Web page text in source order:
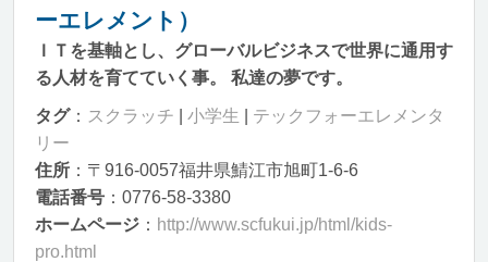
ーエレメント）
ＩＴを基軸とし、グローバルビジネスで世界に通用す
る人材を育てていく事。 私達の夢です。
タグ： スクラッチ 小学生
テックフォーエレメンタ
リー
住所 ：〒916-0057福井県鯖江市旭町1-6-6
電話番号 ：0776-58-3380
ホームページ ： http://www.scfukui.jp/html/kids-
pro.html